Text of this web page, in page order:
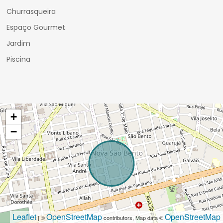
Churrasqueira
Espaço Gourmet
Jardim
Piscina
+
−
Leaflet| ©OpenStreetMapcontributors, Map data ©OpenStreetMap